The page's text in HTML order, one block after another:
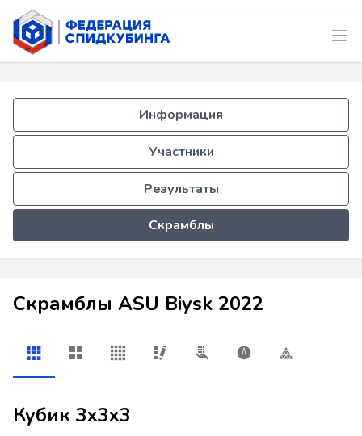
Информация
Участники
Результаты
Скрамблы
Скрамблы ASU Biysk 2022
Кубик 3x3x3